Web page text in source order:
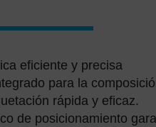
eficiente y precisa
para la
rápida y eficaz.
de posicionamiento